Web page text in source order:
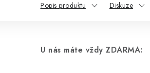
Popis produktu Diskuze
U nás máte vždy ZDARMA: